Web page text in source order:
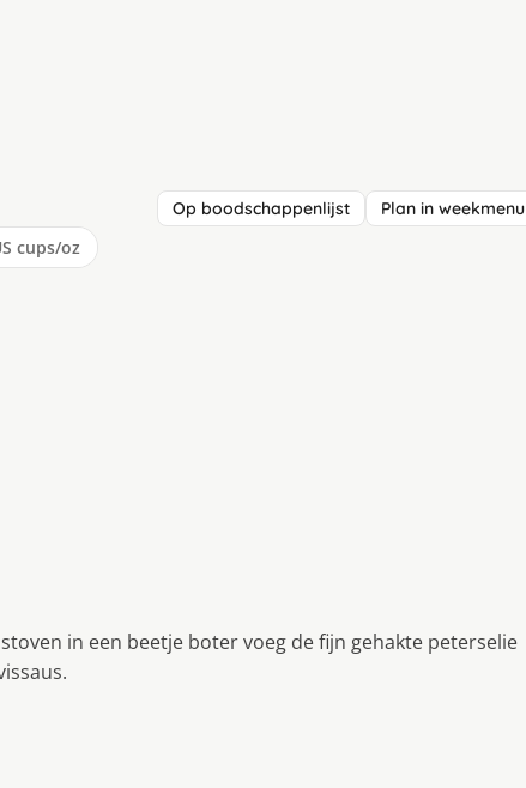
Op boodschappenlijst Plan in weekmenu
cups/oz
in een beetje boter voeg de fijn gehakte peterselie